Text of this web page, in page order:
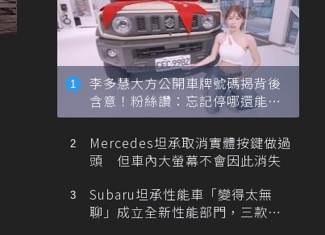
李多慧大方公開車牌號碼揭背後
含意！粉絲讚：忘記停哪還能幫
忙找車
Mercedes坦承取消實體按鍵做過
頭 但車內大螢幕不會因此消失
Subaru坦承性能車「變得太無
聊」成立全新性能部門，三款手